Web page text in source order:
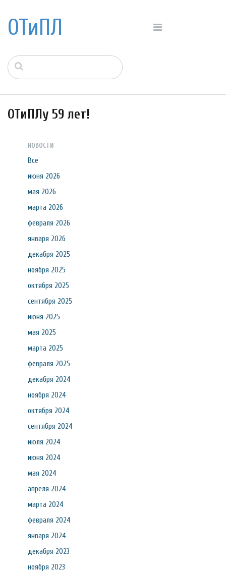
ОТиПЛ
ОТиПЛу 59 лет!
НОВОСТИ
Все
июня 2026
мая 2026
марта 2026
февраля 2026
января 2026
декабря 2025
ноября 2025
октября 2025
сентября 2025
июня 2025
мая 2025
марта 2025
февраля 2025
декабря 2024
ноября 2024
октября 2024
сентября 2024
июля 2024
июня 2024
мая 2024
апреля 2024
марта 2024
февраля 2024
января 2024
декабря 2023
ноября 2023